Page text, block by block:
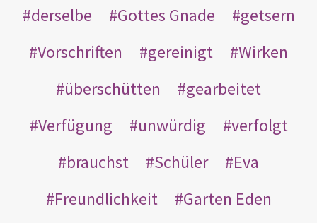
derselbe
Gottes Gnade
getsern
Vorschriften
gereinigt
Wirken
überschütten
gearbeitet
Verfügung
unwürdig
verfolgt
brauchst
Schüler
Eva
Freundlichkeit
Garten Eden